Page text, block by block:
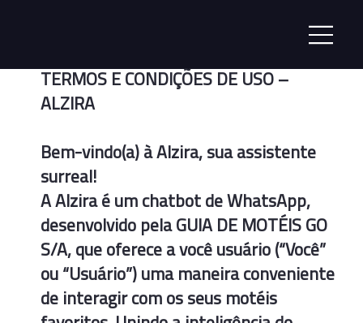
TERMOS E CONDIÇÕES DE USO –
ALZIRA
Bem-vindo(a) à Alzira, sua assistente
surreal!
A Alzira é um chatbot de WhatsApp,
desenvolvido pela GUIA DE MOTÉIS GO
S/A, que oferece a você usuário (“Você”
ou “Usuário”) uma maneira conveniente
de interagir com os seus motéis